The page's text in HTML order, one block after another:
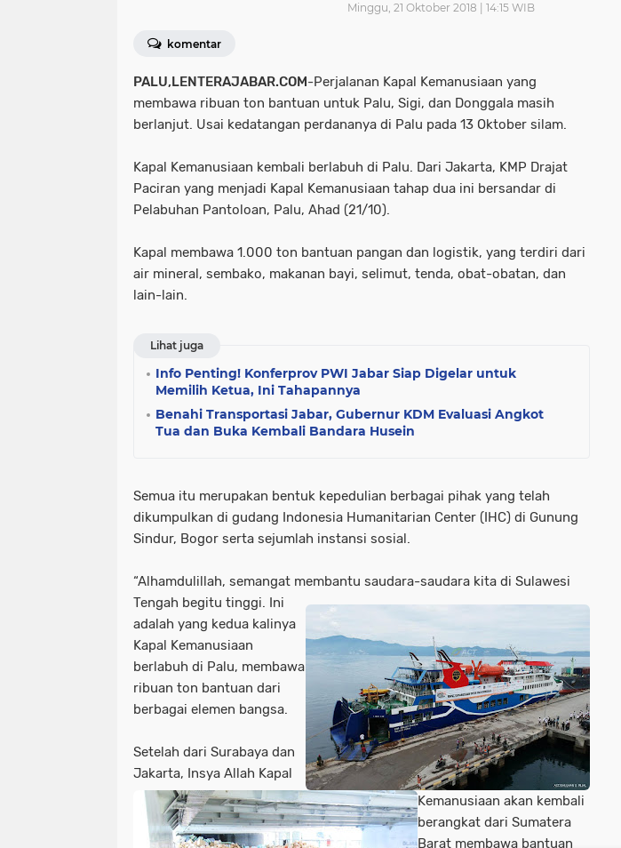
Minggu, 21 Oktober 2018 | 14:15 WIB
komentar
PALU,LENTERAJABAR.COM-Perjalanan Kapal Kemanusiaan yang
membawa ribuan ton bantuan untuk Palu, Sigi, dan Donggala masih
berlanjut. Usai kedatangan perdananya di Palu pada 13 Oktober silam.
Kapal Kemanusiaan kembali berlabuh di Palu. Dari Jakarta, KMP Drajat
Paciran yang menjadi Kapal Kemanusiaan tahap dua ini bersandar di
Pelabuhan Pantoloan, Palu, Ahad (21/10).
Kapal membawa 1.000 ton bantuan pangan dan logistik, yang terdiri dari
air mineral, sembako, makanan bayi, selimut, tenda, obat-obatan, dan
lain-lain.
Lihat juga
Info Penting! Konferprov PWI Jabar Siap Digelar untuk
Memilih Ketua, Ini Tahapannya
Benahi Transportasi Jabar, Gubernur KDM Evaluasi Angkot
Tua dan Buka Kembali Bandara Husein
Semua itu merupakan bentuk kepedulian berbagai pihak yang telah
dikumpulkan di gudang Indonesia Humanitarian Center (IHC) di Gunung
Sindur, Bogor serta sejumlah instansi sosial.
“Alhamdulillah, semangat membantu saudara-saudara kita di Sulawesi
Tengah begitu tinggi. Ini
adalah yang kedua kalinya
Kapal Kemanusiaan
berlabuh di Palu, membawa
ribuan ton bantuan dari
berbagai elemen bangsa.
Setelah dari Surabaya dan
Jakarta, Insya Allah Kapal
Kemanusiaan akan kembali
berangkat dari Sumatera
Barat membawa bantuan